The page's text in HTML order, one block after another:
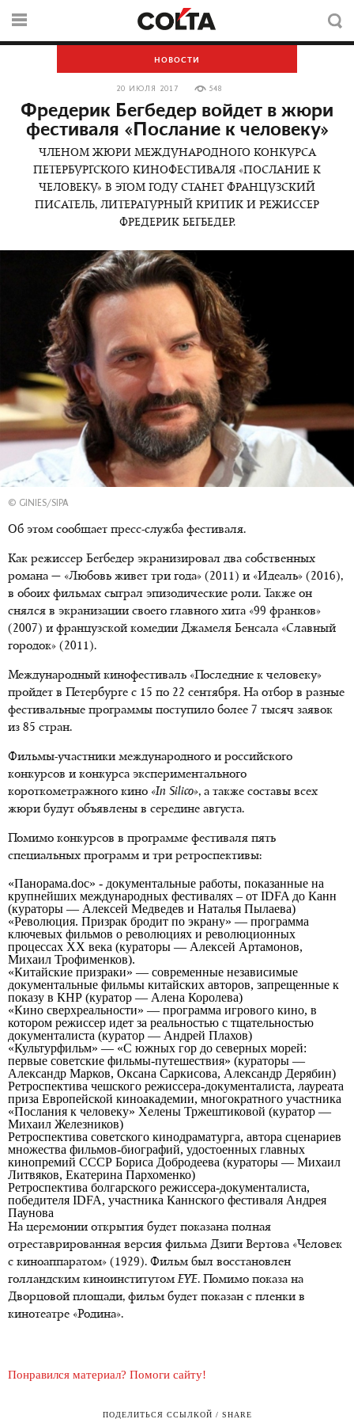
НОВОСТИ
20 ИЮЛЯ 2017 548
Фредерик Бегбедер войдет в жюри
фестиваля «Послание к человеку»
ЧЛЕНОМ ЖЮРИ МЕЖДУНАРОДНОГО КОНКУРСА
ПЕТЕРБУРГСКОГО КИНОФЕСТИВАЛЯ «ПОСЛАНИЕ К
ЧЕЛОВЕКУ» В ЭТОМ ГОДУ СТАНЕТ ФРАНЦУЗСКИЙ
ПИСАТЕЛЬ, ЛИТЕРАТУРНЫЙ КРИТИК И РЕЖИССЕР
ФРЕДЕРИК БЕГБЕДЕР.
© GINIES/SIPA
Об этом сообщает пресс-служба фестиваля.
Как режиссер Бегбедер экранизировал два собственных
романа — «Любовь живет три года» (2011) и «Идеаль» (2016),
в обоих фильмах сыграл эпизодические роли. Также он
снялся в экранизации своего главного хита «99 франков»
(2007) и французской комедии Джамеля Бенсала «Славный
городок» (2011).
Международный кинофестиваль «Последние к человеку»
пройдет в Петербурге с 15 по 22 сентября. На отбор в разные
фестивальные программы поступило более 7 тысяч заявок
из 85 стран.
Фильмы-участники международного и российского
конкурсов и конкурса экспериментального
короткометражного кино «In Silico», а также составы всех
жюри будут объявлены в середине августа.
Помимо конкурсов в программе фестиваля пять
специальных программ и три ретроспективы:
«Панорама.doc» - документальные работы, показанные на
крупнейших международных фестивалях – от IDFA до Канн
(кураторы — Алексей Медведев и Наталья Пылаева)
«Революция. Призрак бродит по экрану» — программа
ключевых фильмов о революциях и революционных
процессах XX века (кураторы — Алексей Артамонов,
Михаил Трофименков).
«Китайские призраки» — современные независимые
документальные фильмы китайских авторов, запрещенные к
показу в КНР (куратор — Алена Королева)
«Кино сверхреальности» — программа игрового кино, в
котором режиссер идет за реальностью с тщательностью
документалиста (куратор — Андрей Плахов)
«Культурфильм» — «С южных гор до северных морей:
первые советские фильмы-путешествия» (кураторы —
Александр Марков, Оксана Саркисова, Александр Дерябин)
Ретроспектива чешского режиссера-документалиста, лауреата
приза Европейской киноакадемии, многократного участника
«Послания к человеку» Хелены Тржештиковой (куратор —
Михаил Железников)
Ретроспектива советского кинодраматурга, автора сценариев
множества фильмов-биографий, удостоенных главных
кинопремий СССР Бориса Добродеева (кураторы — Михаил
Литвяков, Екатерина Пархоменко)
Ретроспектива болгарского режиссера-документалиста,
победителя IDFA, участника Каннского фестиваля Андрея
Паунова
На церемонии открытия будет показана полная
отреставрированная версия фильма Дзиги Вертова «Человек
с киноаппаратом» (1929). Фильм был восстановлен
голландским киноинститутомEYE. Помимо показа на
Дворцовой площади, фильм будет показан с пленки в
кинотеатре «Родина».
Понравился материал? Помоги сайту!
ПОДЕЛИТЬСЯ ССЫЛКОЙ / SHARE